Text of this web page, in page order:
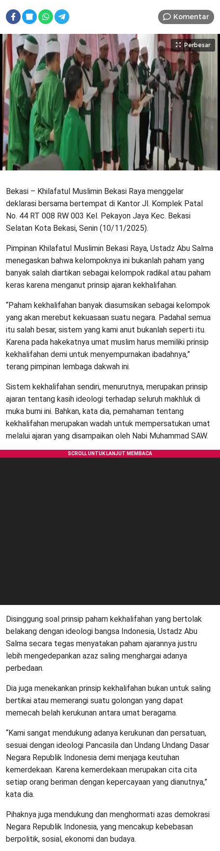
Komentar
Perbesar
Bekasi – Khilafatul Muslimin Bekasi Raya menggelar
deklarasi bersama bertempat di Kantor Jl. Komplek Patal
No. 44 RT 008 RW 003 Kel. Pekayon Jaya Kec. Bekasi
Selatan Kota Bekasi, Senin (10/11/2025).
Pimpinan Khilafatul Muslimin Bekasi Raya, Ustadz Abu Salma
menegaskan bahwa kelompoknya ini bukanlah paham yang
banyak salah diartikan sebagai kelompok radikal atau paham
keras karena menganut prinsip ajaran kekhalifahan.
“Paham kekhalifahan banyak diasumsikan sebagai kelompok
yang akan merebut kekuasaan suatu negara. Padahal semua
itu salah besar, sistem yang kami anut bukanlah seperti itu.
Karena pada hakekatnya umat muslim harus memiliki prinsip
kekhalifahan demi untuk menyempurnakan ibadahnya,”
terang pimpinan lembaga dakwah ini.
Sistem kekhalifahan sendiri, menurutnya, merupakan prinsip
ajaran tentang kasih ideologi terhadap seluruh makhluk di
muka bumi ini. Bahkan, kata dia, pemahaman tentang
kekhalifahan merupakan wadah untuk mempersatukan umat
melalui ajaran yang disampaikan oleh Nabi Muhammad SAW.
Disinggung soal prinsip paham kekhalifahan yang bertolak
belakang dengan ideologi bangsa Indonesia, Ustadz Abu
Salma secara tegas menyatakan paham ajarannya justru
lebih mengedepankan azaz saling menghargai adanya
perbedaan.
Dia juga menekankan prinsip kekhalifahan bukan untuk saling
bertikai atau memerangi suatu golongan yang dapat
memecah belah kerukunan antara umat beragama.
“Kami sangat mendukung adanya kerukunan dan persatuan,
sesuai dengan ideologi Pancasila dan Undang Undang Dasar
Negara Republik Indonesia demi menjaga keutuhan
kemerdekaan. Karena kemerdekaan merupakan cita cita
setiap orang beriman dengan kepercayaan yang dianutnya,”
kata dia.
Pihaknya juga mendukung dan menghormati azas demokrasi
Negara Republik Indonesia, yang mencakup kebebasan
berpolitik, sosial, ekonomi dan budaya.